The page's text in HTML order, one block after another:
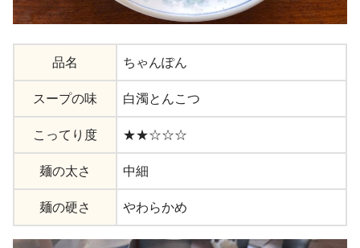
品名 ちゃんぽん
スープの味 白濁とんこつ
こってり度 ★★☆☆☆
麺の太さ 中細
麺の硬さ やわらかめ